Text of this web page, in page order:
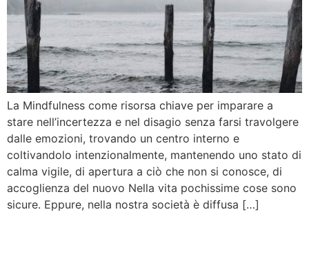
La Mindfulness come risorsa chiave per imparare a
stare nell’incertezza e nel disagio senza farsi travolgere
dalle emozioni, trovando un centro interno e
coltivandolo intenzionalmente, mantenendo uno stato di
calma vigile, di apertura a ciò che non si conosce, di
accoglienza del nuovo Nella vita pochissime cose sono
sicure. Eppure, nella nostra società è diffusa […]